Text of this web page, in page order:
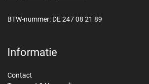
BTW-nummer: DE 247 08 21 89
Informatie
Contact